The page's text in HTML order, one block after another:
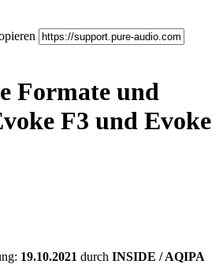
Formate und
F3 und Evoke
19.10.2021 durch INSIDE / AQIPA